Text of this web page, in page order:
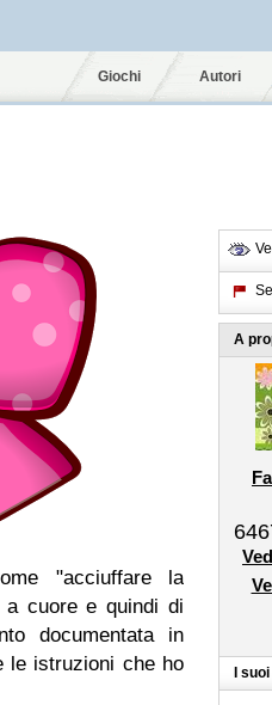
Giochi Autori
"acciuffare la
cuore e quindi di
documentata in
le istruzioni che ho
A
I